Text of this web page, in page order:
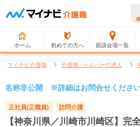
ホーム 初めての方へ 面談会場一覧
マイナビ介護職 介護職・ヘルパーの求人
名称非公開 ※詳細はお問合せくださ
正社員(正職員) 訪問介護
【神奈川県／川崎市川崎区】完